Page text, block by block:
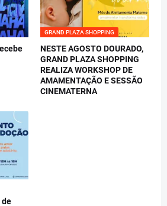
GRAND PLAZA SHOPPING
NESTE AGOSTO DOURADO,
GRAND PLAZA SHOPPING
REALIZA WORKSHOP DE
AMAMENTAÇÃO E SESSÃO
CINEMATERNA
de